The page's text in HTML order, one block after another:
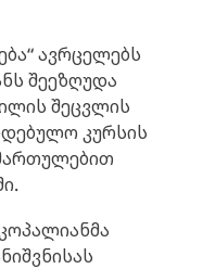
ავრცელებს
შეეზღუდა
შეცვლის
კურსის